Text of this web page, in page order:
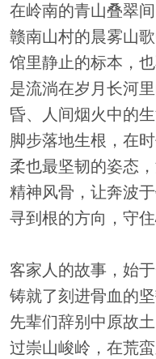
在岭南的青山叠翠
赣南山村的晨雾山
馆里静止的标本，
是流淌在岁月长河
昏、人间烟火中的
脚步落地生根，在
柔也最坚韧的姿态
精神风骨，让奔波
寻到根的方向，守住
客家人的故事，始
铸就了刻进骨血的
先辈们辞别中原故
过崇山峻岭，在荒